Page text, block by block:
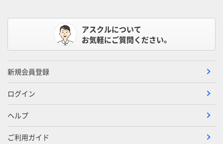
アスクルについて
お気軽にご質問ください。
新規会員登録
ログイン
ヘルプ
ご利用ガイド